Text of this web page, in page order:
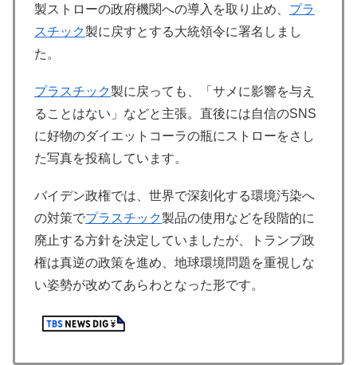
製ストローの政府機関への導入を取り止め、 プラ
スチック製に戻すとする大統領令に署名しまし
た。
プラスチック製に戻っても、「サメに影響を与え
ることはない」などと主張。直後には自信のSNS
に好物のダイエットコーラの瓶にストローをさし
た写真を投稿しています。
バイデン政権では、世界で深刻化する環境汚染へ
の対策でプラスチック製品の使用などを段階的に
廃止する方針を決定していましたが、トランプ政
権は真逆の政策を進め、地球環境問題を重視しな
い姿勢が改めてあらわとなった形です。